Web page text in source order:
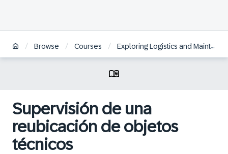
/ Browse / Courses / Exploring Logistics and Maintenance in SAP S/4HANA Defense & Security | ES
Supervisión de una
reubicación de objetos
técnicos